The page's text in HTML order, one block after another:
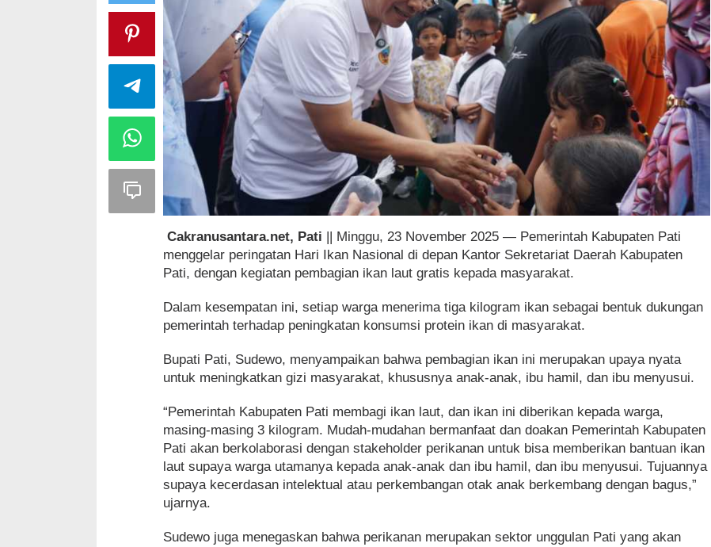
Cakranusantara.net, Pati || Minggu, 23 November 2025 — Pemerintah Kabupaten Pati
menggelar peringatan Hari Ikan Nasional di depan Kantor Sekretariat Daerah Kabupaten
Pati, dengan kegiatan pembagian ikan laut gratis kepada masyarakat.
Dalam kesempatan ini, setiap warga menerima tiga kilogram ikan sebagai bentuk dukungan
pemerintah terhadap peningkatan konsumsi protein ikan di masyarakat.
Bupati Pati, Sudewo, menyampaikan bahwa pembagian ikan ini merupakan upaya nyata
untuk meningkatkan gizi masyarakat, khususnya anak-anak, ibu hamil, dan ibu menyusui.
“Pemerintah Kabupaten Pati membagi ikan laut, dan ikan ini diberikan kepada warga,
masing-masing 3 kilogram. Mudah-mudahan bermanfaat dan doakan Pemerintah Kabupaten
Pati akan berkolaborasi dengan stakeholder perikanan untuk bisa memberikan bantuan ikan
laut supaya warga utamanya kepada anak-anak dan ibu hamil, dan ibu menyusui. Tujuannya
supaya kecerdasan intelektual atau perkembangan otak anak berkembang dengan bagus,”
ujarnya.
Sudewo juga menegaskan bahwa perikanan merupakan sektor unggulan Pati yang akan